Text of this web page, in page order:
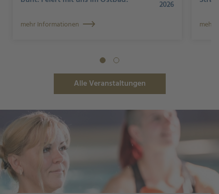
2026
mehr Informationen mehr
Alle Veranstaltungen